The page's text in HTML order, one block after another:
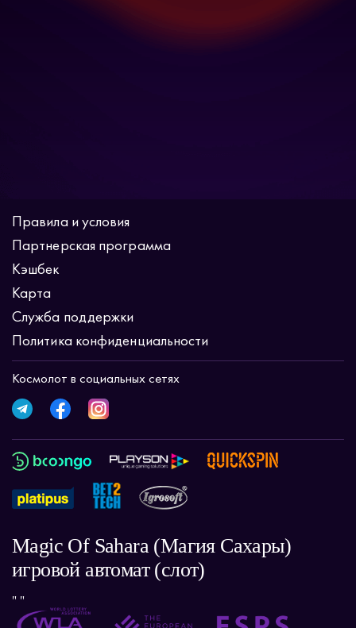
Правила и условия
Партнерская программа
Кэшбек
Карта
Служба поддержки
Политика конфиденциальности
Космолот в социальных сетях
Magic Of Sahara (Магия Сахары)
игровой автомат (слот)
" "